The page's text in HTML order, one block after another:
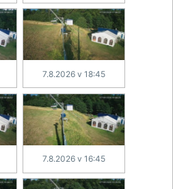
7.8.2026 v 18:45
7.8.2026 v 16:45